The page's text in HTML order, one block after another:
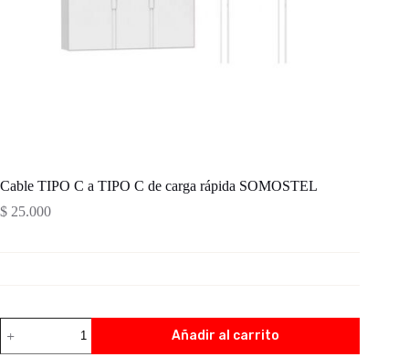
Cable TIPO C a TIPO C de carga rápida SOMOSTEL
$ 25.000
Añadir al carrito